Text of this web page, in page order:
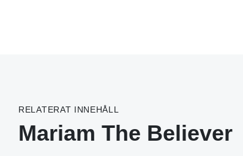
RELATERAT INNEHÅLL
Mariam The Believer